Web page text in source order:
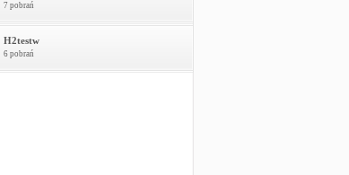
7 pobrań
H2testw
6 pobrań